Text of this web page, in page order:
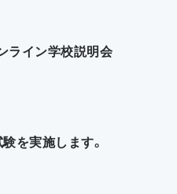
ンライン学校説明会
を実施します。